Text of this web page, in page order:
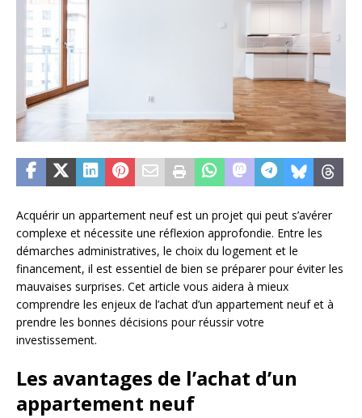
Acquérir un appartement neuf est un projet qui peut s’avérer
complexe et nécessite une réflexion approfondie. Entre les
démarches administratives, le choix du logement et le
financement, il est essentiel de bien se préparer pour éviter les
mauvaises surprises. Cet article vous aidera à mieux
comprendre les enjeux de l’achat d’un appartement neuf et à
prendre les bonnes décisions pour réussir votre
investissement.
Les avantages de l’achat d’un
appartement neuf